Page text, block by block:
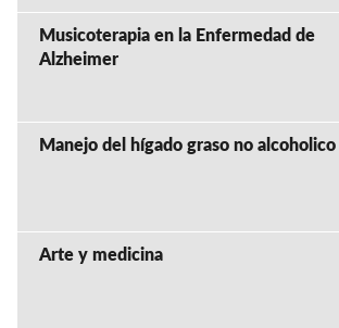
Musicoterapia en la Enfermedad de
Alzheimer
Manejo del hígado graso no alcoholico
Arte y medicina